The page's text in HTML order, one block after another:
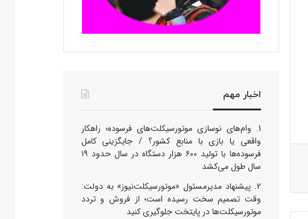
اخبار مهم
وام‌های نوسازی موتورسیکلت‌های فرسوده؛ راهکار
واقعی یا بازی با منابع کشور؟ / جایگزینی کامل
فرسوده‌ها با تولید ۶۰۰ هزار دستگاه در سال حدود ۱۹
سال طول می‌کشد
پیشنهاد مدیرمسئول «موتورسیکلت‌نیوز» به دولت:
وقت تصمیم سخت رسیده است؛ از فروش و تردد
موتورسیکلت‌ها در پایتخت جلوگیری کنید